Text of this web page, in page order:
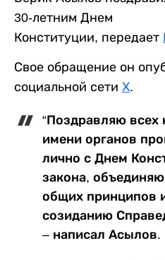
30-летним Днем
Конституции, передает
Свое обращение он
социальной сети Х.
“Поздравляю всех
имени органов
лично с Днем
закона,
общих принципов
созиданию
– написал Асылов.